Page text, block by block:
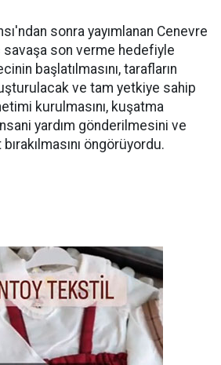
sonra yayımlanan Cenevre
savaşa son verme hedefiyle
başlatılmasını, tarafların
ve tam yetkiye sahip
kurulmasını, kuşatma
yardım gönderilmesini ve
öngörüyordu.